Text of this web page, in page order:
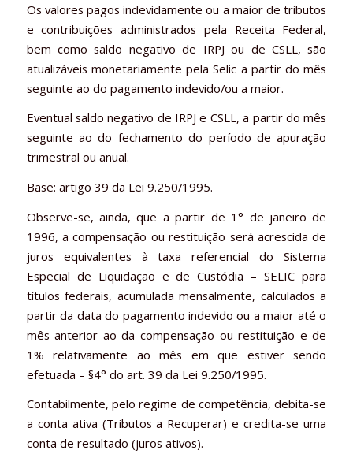
Os valores pagos indevidamente ou a maior de tributos
e contribuições administrados pela Receita Federal,
bem como saldo negativo de IRPJ ou de CSLL, são
atualizáveis monetariamente pela Selic a partir do mês
seguinte ao do pagamento indevido/ou a maior.
Eventual saldo negativo de IRPJ e CSLL, a partir do mês
seguinte ao do fechamento do período de apuração
trimestral ou anual.
Base: artigo 39 da Lei 9.250/1995.
Observe-se, ainda, que a partir de 1° de janeiro de
1996, a compensação ou restituição será acrescida de
juros equivalentes à taxa referencial do Sistema
Especial de Liquidação e de Custódia – SELIC para
títulos federais, acumulada mensalmente, calculados a
partir da data do pagamento indevido ou a maior até o
mês anterior ao da compensação ou restituição e de
1% relativamente ao mês em que estiver sendo
efetuada – §4° do art. 39 da Lei 9.250/1995.
Contabilmente, pelo regime de competência, debita-se
a conta ativa (Tributos a Recuperar) e credita-se uma
conta de resultado (juros ativos).